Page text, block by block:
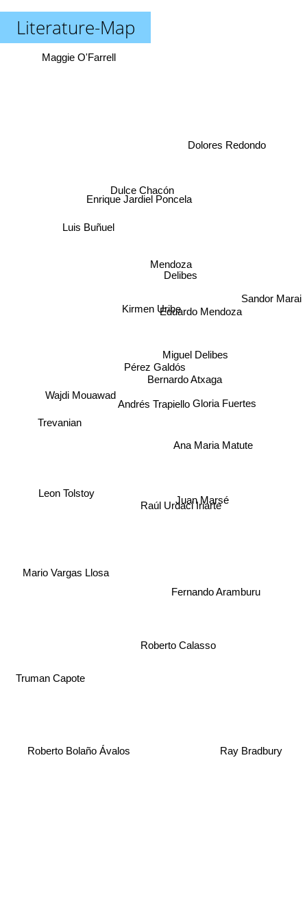
Literature-Map
Andrés Trapiello
Pérez Galdós
Bernardo Atxaga
Kirmen Uribe
Mendoza
Delibes
Wajdi Mouawad
Miguel Delibes
Raúl Urdaci Iriarte
Eduardo Mendoza
Dulce Chacón
Enrique Jardiel Poncela
Ana Maria Matute
Juan Marsé
Gloria Fuertes
Luis Buñuel
Trevanian
Leon Tolstoy
Roberto Calasso
Sandor Marai
Dolores Redondo
Maggie O'Farrell
Truman Capote
Roberto Bolaño Ávalos Ray Bradbury